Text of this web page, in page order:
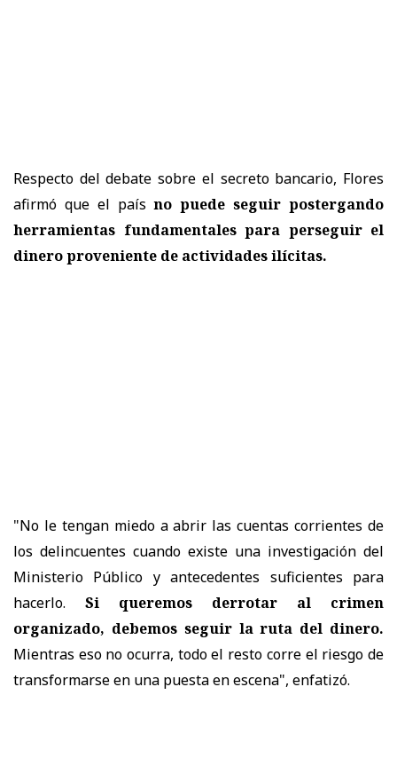
Respecto del debate sobre el secreto bancario, Flores
afirmó que el paísno puede seguir postergando
herramientas fundamentales para perseguir el
dinero proveniente de actividades ilícitas.
"No le tengan miedo a abrir las cuentas corrientes de
los delincuentes cuando existe una investigación del
Ministerio Público y antecedentes suficientes para
hacerlo. Si queremos derrotar al crimen
organizado, debemos seguir la ruta del dinero.
Mientras eso no ocurra, todo el resto corre el riesgo de
transformarse en una puesta en escena", enfatizó.